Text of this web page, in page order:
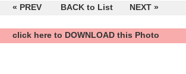
« PREV BACK to List NEXT »
click here to DOWNLOAD this Photo